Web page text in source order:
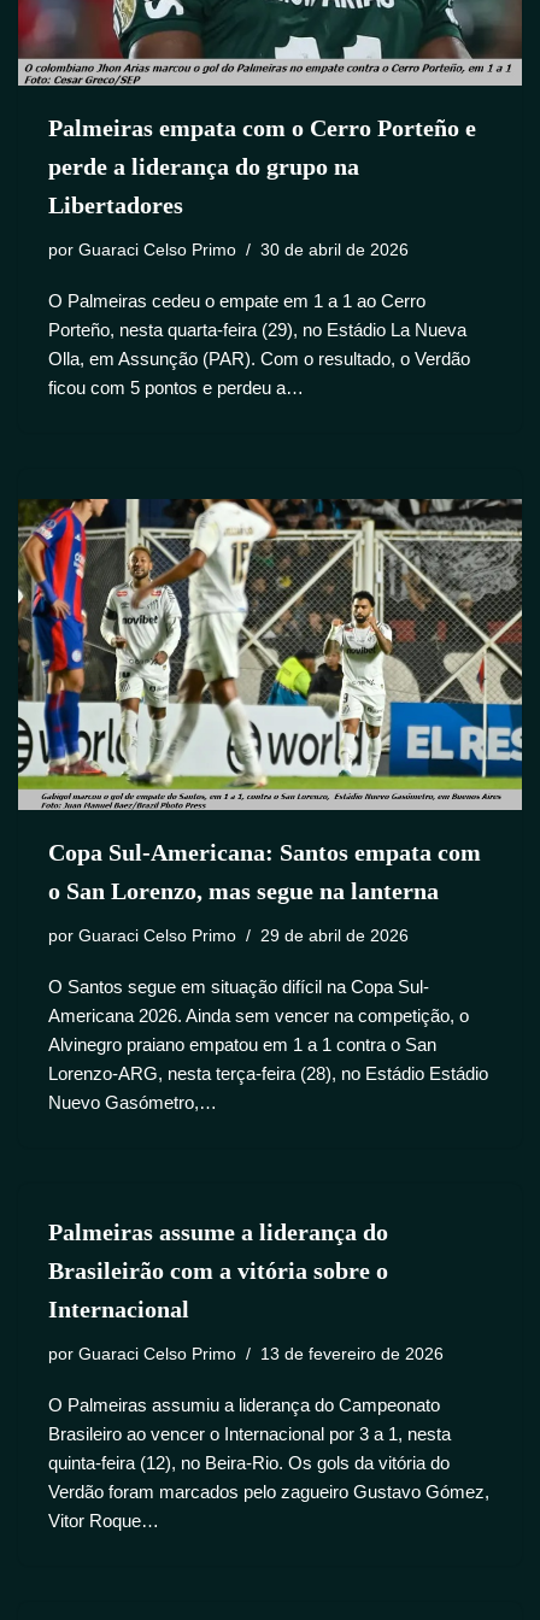
Palmeiras empata com o Cerro Porteño e
perde a liderança do grupo na
Libertadores
por Guaraci Celso Primo 30 de abril de 2026
O Palmeiras cedeu o empate em 1 a 1 ao Cerro
Porteño, nesta quarta-feira (29), no Estádio La Nueva
Olla, em Assunção (PAR). Com o resultado, o Verdão
ficou com 5 pontos e perdeu a…
Copa Sul-Americana: Santos empata com
o San Lorenzo, mas segue na lanterna
por Guaraci Celso Primo 29 de abril de 2026
O Santos segue em situação difícil na Copa Sul-
Americana 2026. Ainda sem vencer na competição, o
Alvinegro praiano empatou em 1 a 1 contra o San
Lorenzo-ARG, nesta terça-feira (28), no Estádio Estádio
Nuevo Gasómetro,…
Palmeiras assume a liderança do
Brasileirão com a vitória sobre o
Internacional
por Guaraci Celso Primo 13 de fevereiro de 2026
O Palmeiras assumiu a liderança do Campeonato
Brasileiro ao vencer o Internacional por 3 a 1, nesta
quinta-feira (12), no Beira-Rio. Os gols da vitória do
Verdão foram marcados pelo zagueiro Gustavo Gómez,
Vitor Roque…